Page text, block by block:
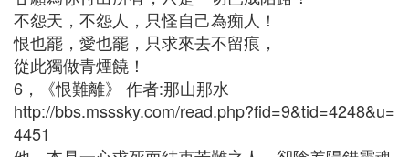
不怨天，不怨人，只怪自己為痴人！
恨也罷，愛也罷，只求來去不留痕，
從此獨做青煙饒！
6，《恨難離》 作者:那山那水
http://bbs.msssky.com/read.php?fid=9&tid=4248&u=
4451